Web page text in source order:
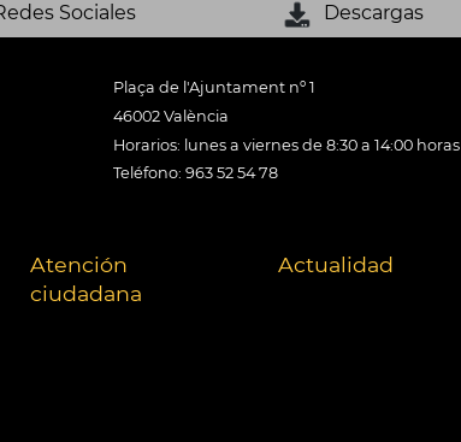
Sociales Descargas
Plaça de l'Ajuntament nº 1
46002 València
Horarios: lunes a viernes de 8:30 a 14:00 horas
Teléfono: 963 52 54 78
Atención
ciudadana
Actualidad